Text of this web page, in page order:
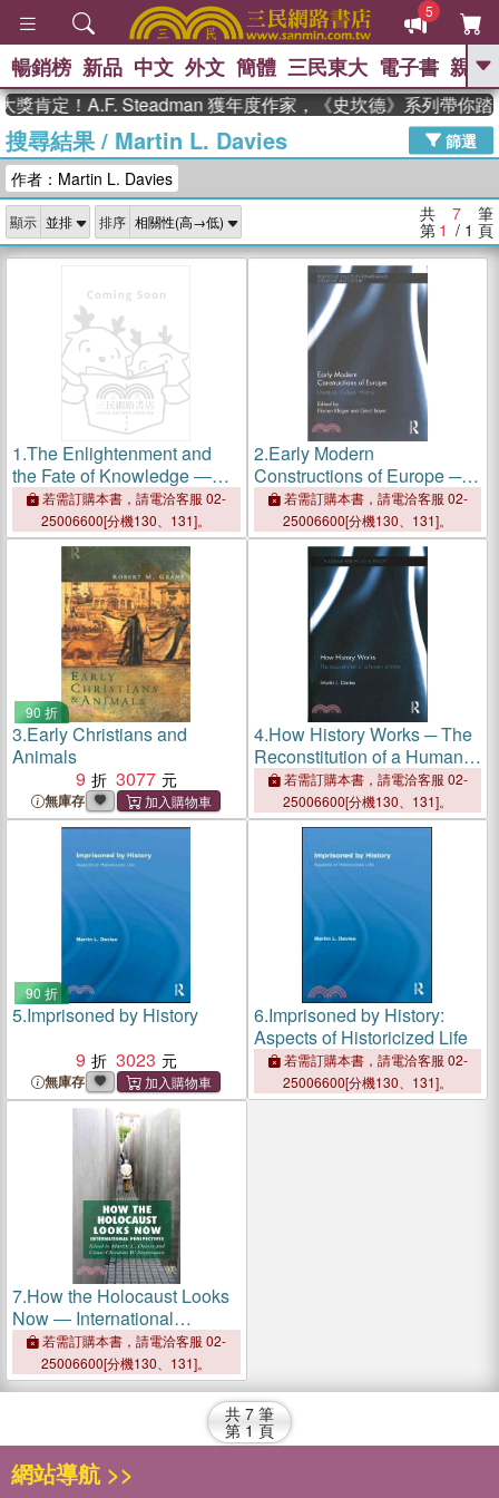
5
GO
熱搜： 東野圭吾 The Odyssey 、
父親節 、 花開錦繡 、 暑期推薦 、
女孩：黎曼猜想 、 偉大的迷走神經
、 臺灣漫遊錄
暢銷榜 新品 中文 外文 簡體 三民東大 電子書 親子
肯定！A.F. Steadman 獲年度作家，《史坎德》系列帶你踏
搜尋結果/ Martin L. Davies
篩選
作者：Martin L. Davies
顯示 排序 共 7 筆
第 1 / 1 頁
1.The Enlightenment and
the Fate of Knowledge ―
Essays on the
Transvaluation of Values
若需訂購本書，請電洽客服 02-
25006600[分機130、131]。
2.Early Modern
Constructions of Europe ─
Literature, Culture, History
若需訂購本書，請電洽客服 02-
25006600[分機130、131]。
90 折
3.Early Christians and
Animals
9
3077
無庫存
4.How History Works ─ The
Reconstitution of a Human
Science
若需訂購本書，請電洽客服 02-
25006600[分機130、131]。
90 折
5.Imprisoned by History
9
3023
無庫存
6.Imprisoned by History:
Aspects of Historicized Life
若需訂購本書，請電洽客服 02-
25006600[分機130、131]。
7.How the Holocaust Looks
Now ― International
Perspectives
若需訂購本書，請電洽客服 02-
25006600[分機130、131]。
共 7 筆
第 1 頁
網站導航 >>